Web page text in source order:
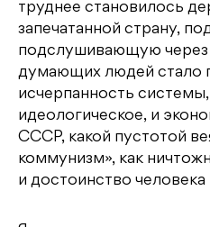
труднее становилось
запечатанной страну,
подслушивающую через
думающих людей стало
исчерпанность
идеологическое, и
СССР, какой пустотой
коммунизм», как
и достоинство человека